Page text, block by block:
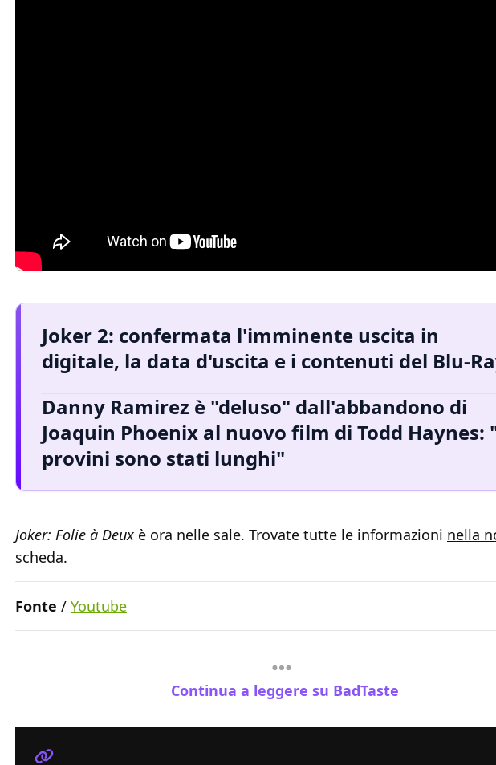
Joker 2: confermata l'imminente uscita in
digitale, la data d'uscita e i contenuti del Blu-
Danny Ramirez è "deluso" dall'abbandono di
Joaquin Phoenix al nuovo film di Todd Haynes:
provini sono stati lunghi"
Joker: Folie à Deux è ora nelle sale. Trovate tutte le informazioni nella
scheda.
Fonte / Youtube
Continua a leggere su BadTaste